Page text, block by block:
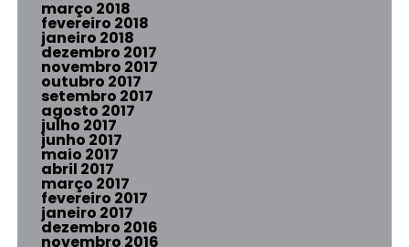
março 2018
fevereiro 2018
janeiro 2018
dezembro 2017
novembro 2017
outubro 2017
setembro 2017
agosto 2017
julho 2017
junho 2017
maio 2017
abril 2017
março 2017
fevereiro 2017
janeiro 2017
dezembro 2016
novembro 2016